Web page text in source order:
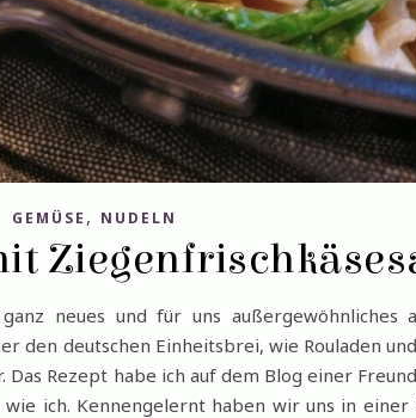
GEMÜSE , NUDELN
neues und für uns außergewöhnliches
den deutschen Einheitsbrei, wie Rouladen
Das Rezept habe ich auf dem Blog einer
ich. Kennengelernt haben wir uns in einer